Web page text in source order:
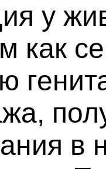
у
как
в